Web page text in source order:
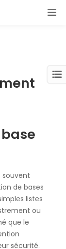
souvent
de bases
listes
ou
que le
sécurité.